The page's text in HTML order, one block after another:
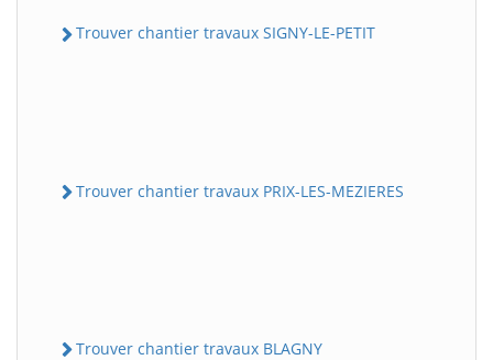
Trouver chantier travaux SIGNY-LE-PETIT
Trouver chantier travaux PRIX-LES-MEZIERES
Trouver chantier travaux BLAGNY